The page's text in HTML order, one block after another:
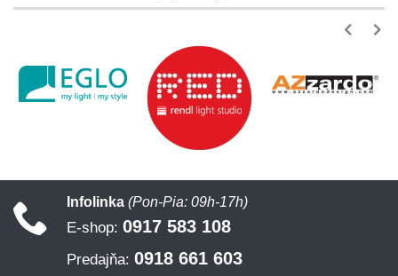
Infolinka (Pon-Pia: 09h-17h)
E-shop: 0917 583 108
Predajňa: 0918 661 603